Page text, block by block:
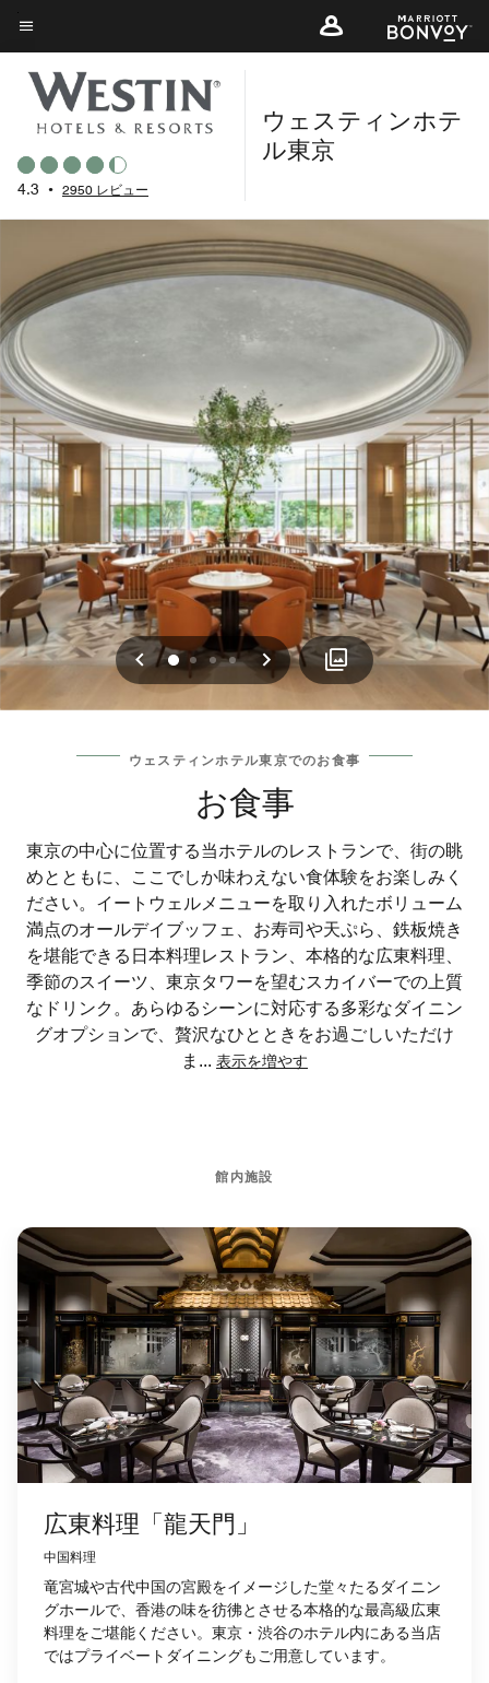
Skip
to
main
content
メニューのテキスト
4.3 • 2950 レビュー
ウェスティンホテ
ル東京
戻る
0123 次へ
ウェスティンホテル東京でのお食事
お食事
東京の中心に位置する当ホテルのレストランで、街の眺
めとともに、ここでしか味わえない食体験をお楽しみく
ださい。イートウェルメニューを取り入れたボリューム
満点のオールデイブッフェ、お寿司や天ぷら、鉄板焼き
を堪能できる日本料理レストラン、本格的な広東料理、
季節のスイーツ、東京タワーを望むスカイバーでの上質
なドリンク。あらゆるシーンに対応する多彩なダイニン
グオプションで、贅沢なひとときをお過ごしいただけ
ま ... 表示を増やす
館内施設
広東料理「龍天門」
中国料理
竜宮城や古代中国の宮殿をイメージした堂々たるダイニン
グホールで、香港の味を彷彿とさせる本格的な最高級広東
料理をご堪能ください。東京・渋谷のホテル内にある当店
ではプライベートダイニングもご用意しています。